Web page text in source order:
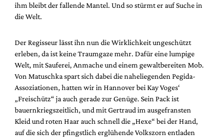
ihm bleibt der fallende Mantel. Und so stürmt er auf Suche in
die Welt.
Der Regisseur lässt ihn nun die Wirklichkeit ungeschützt
erleben, da ist keine Traumgaze mehr. Dafür eine lumpige
Welt, mit Sauferei, Anmache und einem gewaltbereiten Mob.
Von Matuschka spart sich dabei die naheliegenden Pegida-
Assoziationen, hatten wir in Hannover bei Kay Voges‘
„Freischütz“ ja auch gerade zur Genüge. Sein Pack ist
bauernkriegszeitlich, und mit Gertraud im ausgefransten
Kleid und roten Haar auch schnell die „Hexe“ bei der Hand,
auf die sich der pfingstlich erglühende Volkszorn entladen